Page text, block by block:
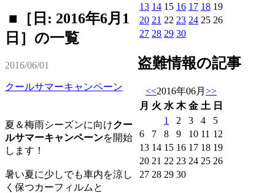
■［日: 2016年6月1
日］の一覧
2016/06/01
クールサマーキャンペーン
夏＆梅雨シーズンに向けクー
ルサマーキャンペーンを開始
します！
暑い夏に少しでも車内を涼し
く保つカーフィルムと
13 14 15 16 17 18 19
20 21 22 23 24 25 26
27 28 29 30
盗難情報の記事
<<2016年06月 >>
月 火 水 木 金 土 日
1
2 3 4
5
6
7 8 9 10 11 12
13 14 15 16 17 18 19
20 21 22 23 24 25 26
27 28 29 30